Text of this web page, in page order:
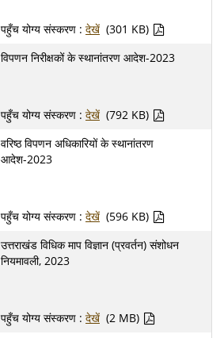
पहुँच योग्य संस्करण : देखें (301 KB)
विपणन निरीक्षकों के स्थानांतरण आदेश-2023
पहुँच योग्य संस्करण : देखें (792 KB)
वरिष्ठ विपणन अधिकारियों के स्थानांतरण
आदेश-2023
पहुँच योग्य संस्करण : देखें (596 KB)
उत्तराखंड विधिक माप विज्ञान (प्रवर्तन) संशोधन
नियमावली, 2023
पहुँच योग्य संस्करण : देखें (2 MB)